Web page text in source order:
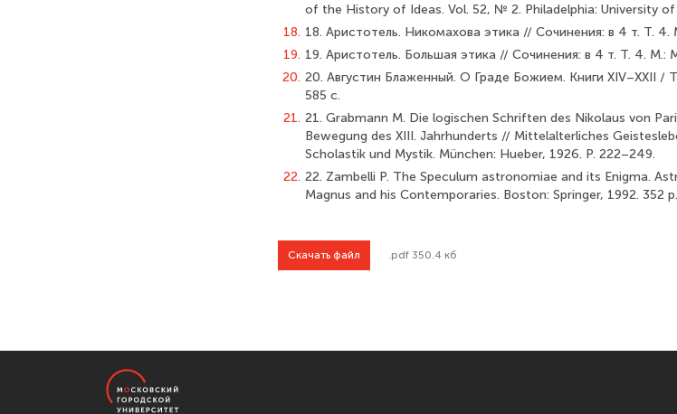
of the History of Ideas. Vol. 52, № 2. Philadelphia: University of
18. 18. Аристотель. Никомахова этика // Сочинения: в 4 т. Т.
19. 19. Аристотель. Большая этика // Сочинения: в 4 т. Т. 4. М.:
20. 20. Августин Блаженный. О Граде Божием. Книги XIV–XXII /
585 с.
21. 21. Grabmann M. Die logischen Schriften des Nikolaus von
Bewegung des XIII. Jahrhunderts // Mittelalterliches
Scholastik und Mystik. München: Hueber, 1926. Р. 222–249.
22. 22. Zambelli P. The Speculum astronomiae and its Enigma.
Magnus and his Contemporaries. Boston: Springer, 1992. 352 p.
Скачать файл .pdf 350.4 кб